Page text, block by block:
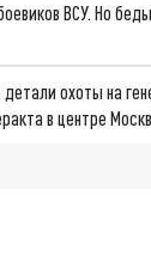
ВСУ. Но
охоты на
в центре